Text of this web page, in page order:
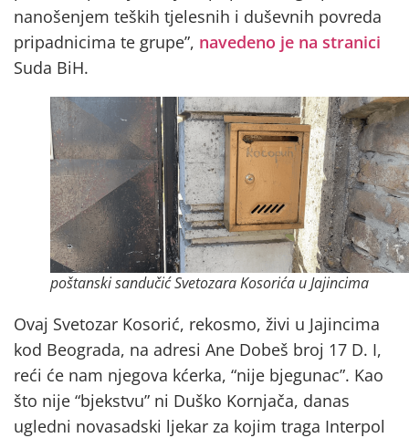
nanošenjem teških tjelesnih i duševnih povreda
pripadnicima te grupe”, navedeno je na stranici
Suda BiH.
poštanski sandučić Svetozara Kosorića u Jajincima
Ovaj Svetozar Kosorić, rekosmo, živi u Jajincima
kod Beograda, na adresi Ane Dobeš broj 17 D. I,
reći će nam njegova kćerka, “nije bjegunac”. Kao
što nije “bjekstvu” ni Duško Kornjača, danas
ugledni novasadski ljekar za kojim traga Interpol